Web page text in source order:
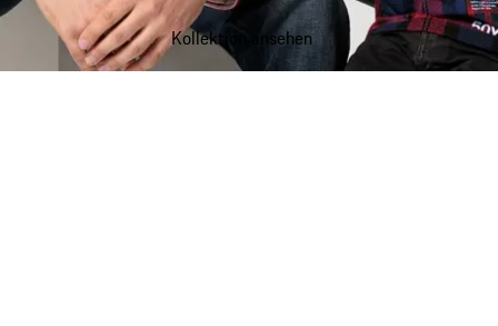
Kollektion ansehen